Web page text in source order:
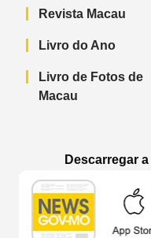
Revista Macau
Livro do Ano
Livro de Fotos de
Macau
Descarregar